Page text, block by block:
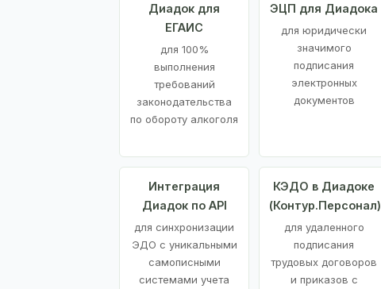
Диадок для
ЕГАИС
для 100%
выполнения
требований
законодательства
по обороту алкоголя
ЭЦП для Диадока
для юридически
значимого
подписания
электронных
документов
Интеграция
Диадок по API
для синхронизации
ЭДО с уникальными
самописными
системами учета
КЭДО в Диадоке
(Контур.Персонал)
для удаленного
подписания
трудовых договоров
и приказов с